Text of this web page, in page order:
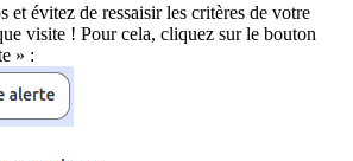
et évitez de ressaisir les critères de votre
visite ! Pour cela, cliquez sur le bouton
» :